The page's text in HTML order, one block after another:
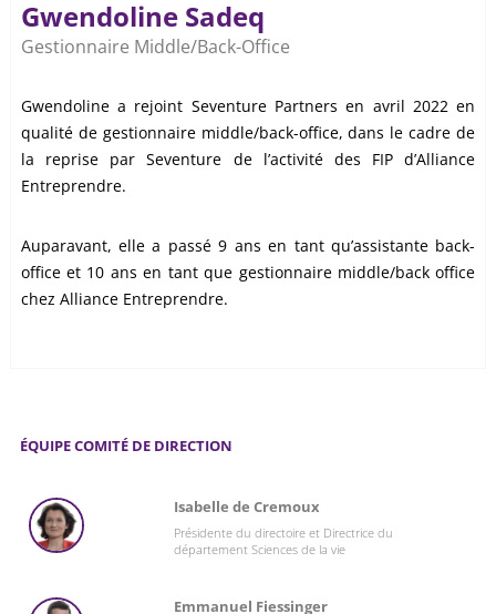
Gwendoline Sadeq
Gestionnaire Middle/Back-Office
Gwendoline a rejoint Seventure Partners en avril 2022 en
qualité de gestionnaire middle/back-office, dans le cadre de
la reprise par Seventure de l’activité des FIP d’Alliance
Entreprendre.
Auparavant, elle a passé 9 ans en tant qu’assistante back-
office et 10 ans en tant que gestionnaire middle/back office
chez Alliance Entreprendre.
ÉQUIPE COMITÉ DE DIRECTION
Isabelle de Cremoux
Présidente du directoire et Directrice du
département Sciences de la vie
Emmanuel Fiessinger